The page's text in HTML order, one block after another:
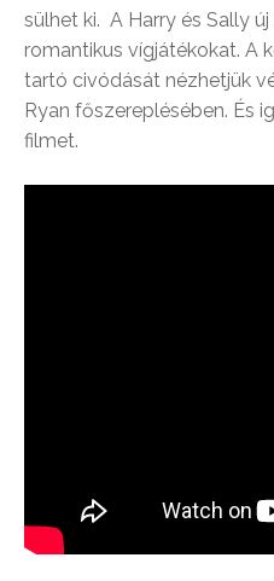
sülhet ki. A Harry és Sally
romantikus vígjátékokat. A
tartó civódását nézhetjük
Ryan főszereplésében. És
filmet.